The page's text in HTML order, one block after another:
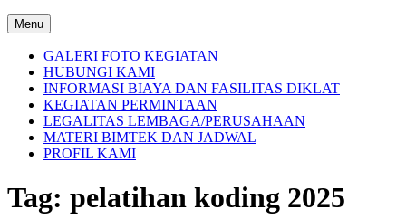
Menu
GALERI FOTO KEGIATAN
HUBUNGI KAMI
INFORMASI BIAYA DAN FASILITAS DIKLAT
KEGIATAN PERMINTAAN
LEGALITAS LEMBAGA/PERUSAHAAN
MATERI BIMTEK DAN JADWAL
PROFIL KAMI
Tag: pelatihan koding 2025